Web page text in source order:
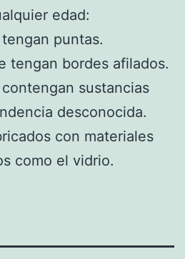
edad:
puntas.
tengan bordes afilados.
sustancias
desconocida.
con materiales
como el vidrio.